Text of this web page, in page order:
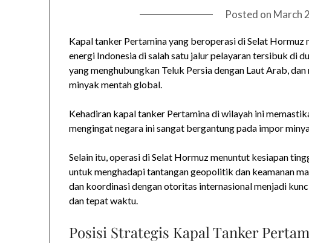
Posted on March
Kapal tanker Pertamina yang beroperasi di Selat
energi Indonesia di salah satu jalur pelayaran tersibuk di
yang menghubungkan Teluk Persia dengan Laut Arab,
minyak mentah global.
Kehadiran kapal tanker Pertamina di wilayah ini
mengingat negara ini sangat bergantung pada impor
Selain itu, operasi di Selat Hormuz menuntut kesiapan
untuk menghadapi tantangan geopolitik dan keamanan
dan koordinasi dengan otoritas internasional menjadi
dan tepat waktu.
Posisi Strategis Kapal Tanker